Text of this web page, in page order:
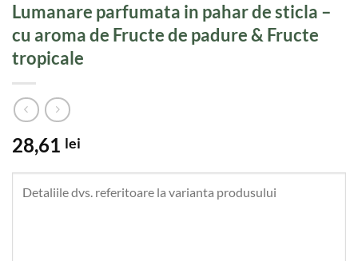
Lumanare parfumata in pahar de sticla –
cu aroma de Fructe de padure & Fructe
tropicale
28,61 lei